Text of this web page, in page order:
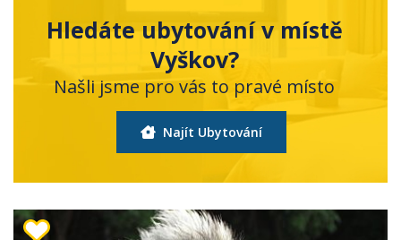
Hledáte ubytování v místě
Vyškov?
Našli jsme pro vás to pravé místo
Najít Ubytování